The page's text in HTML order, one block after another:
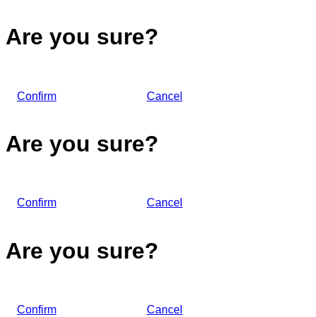
Are you sure?
Confirm Cancel
Are you sure?
Confirm Cancel
Are you sure?
Confirm Cancel